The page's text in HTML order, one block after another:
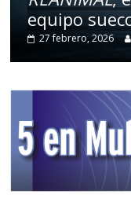
equipo
27 febrero, 2026